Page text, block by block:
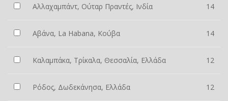
Αλλαχαμπάντ, Ούταρ Πραντές, Ινδία 14
Αβάνα, La Habana, Κούβα 14
Καλαμπάκα, Τρίκαλα, Θεσσαλία, Ελλάδα 12
Ρόδος, Δωδεκάνησα, Ελλάδα 12